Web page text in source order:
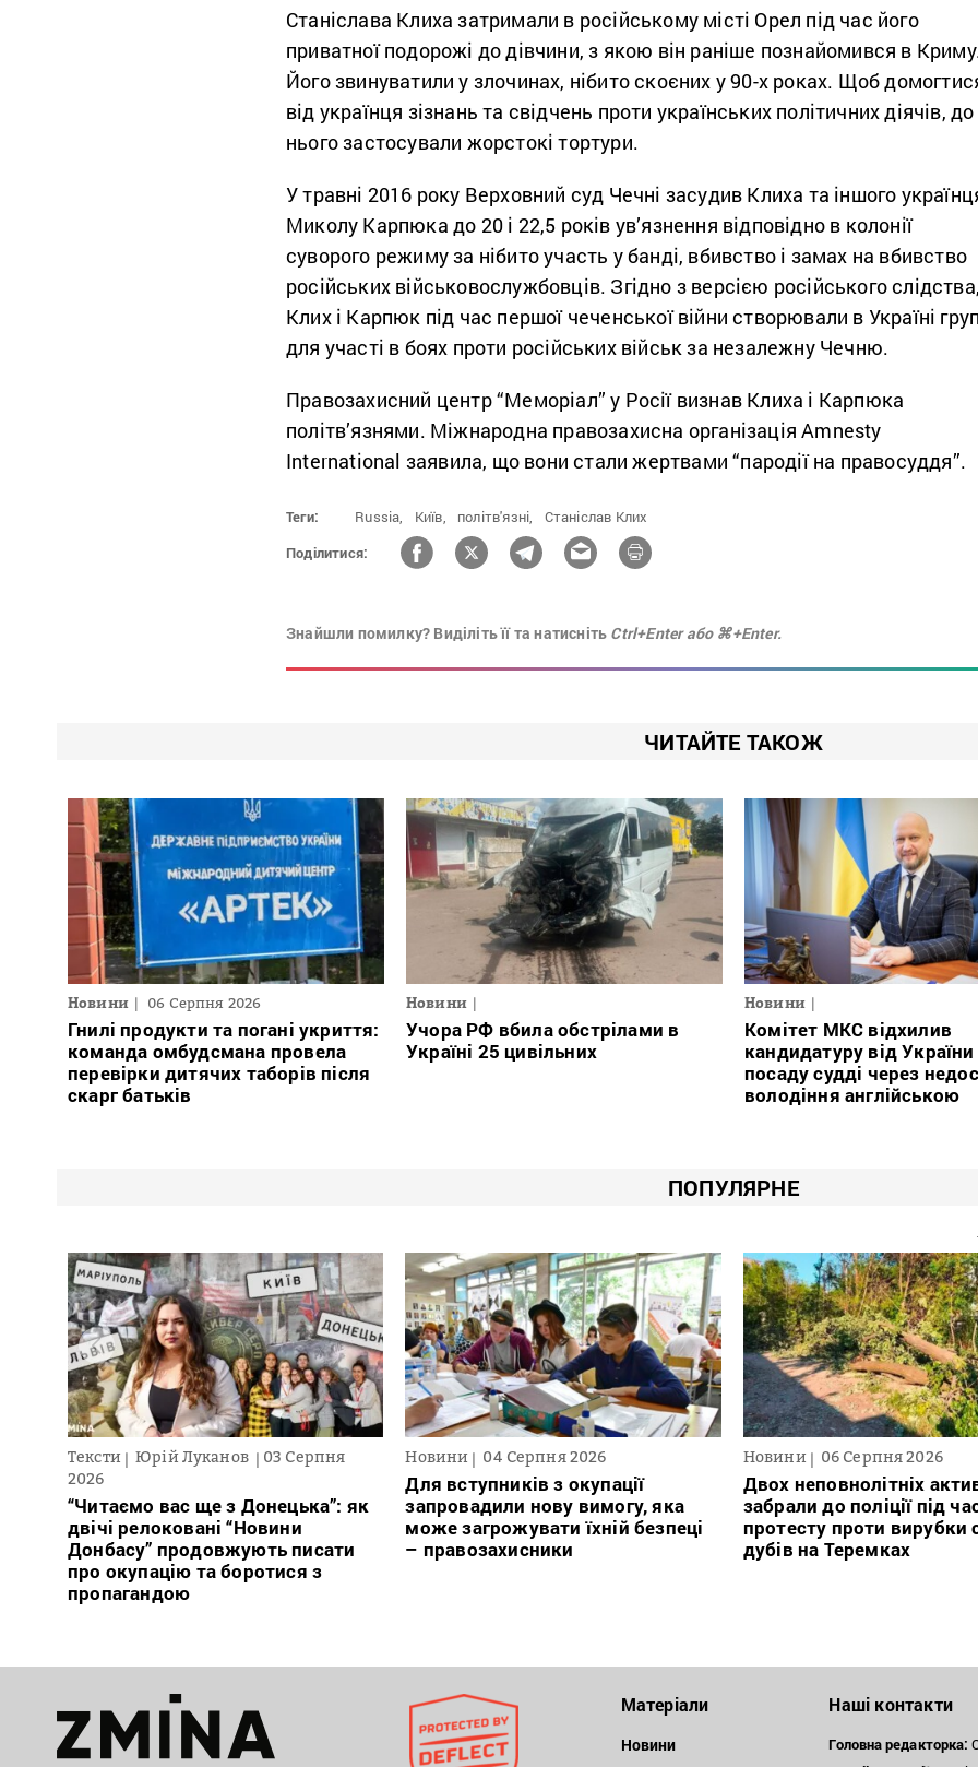
Станіслава Клиха затримали в російському місті Орел під час його
приватної подорожі до дівчини, з якою він раніше познайомився в
Його звинуватили у злочинах, нібито скоєних у 90-х роках. Щоб
від українця зізнань та свідчень проти українських політичних діячів, до
нього застосували жорстокі тортури.
У травні 2016 року Верховний суд Чечні засудив Клиха та іншого
Миколу Карпюка до 20 і 22,5 років ув’язнення відповідно в колонії
суворого режиму за нібито участь у банді, вбивство і замах на вбивство
російських військовослужбовців. Згідно з версією російського
Клих і Карпюк під час першої чеченської війни створювали в Україні
для участі в боях проти російських військ за незалежну Чечню.
Правозахисний центр “Меморіал” у Росії визнав Клиха і Карпюка
політв’язнями. Міжнародна правозахисна організація Amnesty
International заявила, що вони стали жертвами “пародії на правосуддя”.
Теги: Russia, Київ, політв'язні,
Станіслав Клих
Поділитися:
Знайшли помилку? Виділіть її та натисніть Ctrl+Enter або ⌘+Enter.
ЧИТАЙТЕ ТАКОЖ
Новини 06 Серпня 2026
Гнилі продукти та погані укриття:
команда омбудсмана провела
перевірки дитячих таборів після
скарг батьків
Новини
Учора РФ вбила обстрілами в
Україні 25 цивільних
Новини
Комітет МКС відхилив
кандидатуру від
посаду судді через
володіння англійською
ПОПУЛЯРНЕ
Тексти Юрій Луканов
03 Серпня
2026
“Читаємо вас ще з Донецька”: як
двічі релоковані “Новини
Донбасу” продовжують писати
про окупацію та боротися з
пропагандою
Новини 04 Серпня 2026
Для вступників з окупації
запровадили нову вимогу, яка
може загрожувати їхній безпеці
– правозахисники
Новини 06 Серпня 2026
Двох неповнолітніх
забрали до поліції під
протесту проти вирубки
дубів на Теремках
Матеріали
Новини
Наші контакти
Головна редакторка: